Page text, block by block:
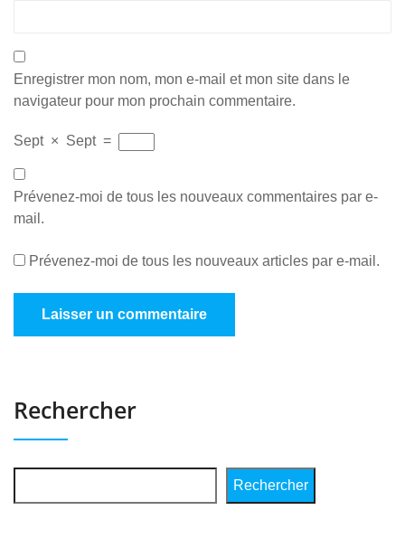
Enregistrer mon nom, mon e-mail et mon site dans le
navigateur pour mon prochain commentaire.
Sept × Sept =
Prévenez-moi de tous les nouveaux commentaires par e-
mail.
Prévenez-moi de tous les nouveaux articles par e-mail.
Rechercher
Rechercher